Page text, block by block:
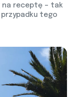
na receptę – tak
przypadku tego